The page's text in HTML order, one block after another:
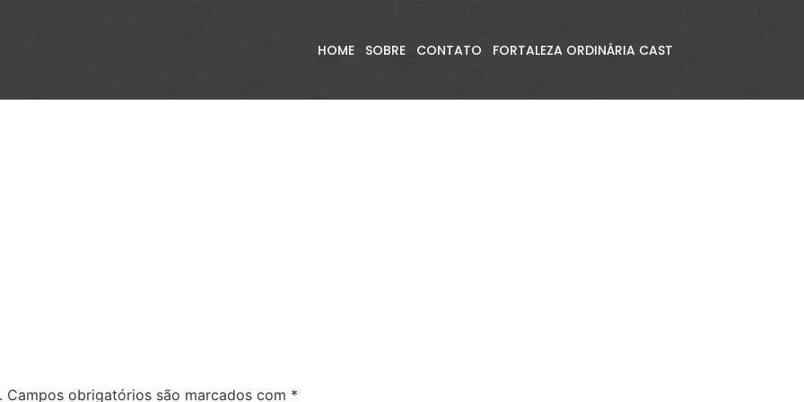
HOME SOBRE CONTATO FORTALEZA ORDINÁRIA CAST
Campos obrigatórios são marcados com *